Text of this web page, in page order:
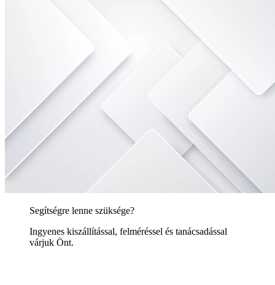
Segítségre lenne szüksége?
Ingyenes kiszállítással, felméréssel és tanácsadással
várjuk Önt.